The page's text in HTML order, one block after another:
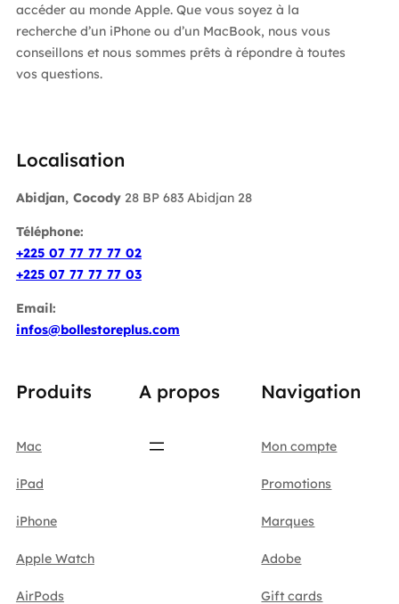
accéder au monde Apple. Que vous soyez à la
recherche d’un iPhone ou d’un MacBook, nous vous
conseillons et nous sommes prêts à répondre à toutes
vos questions.
Localisation
Abidjan, Cocody28 BP 683 Abidjan 28
Téléphone:
+225 07 77 77 77 02
+225 07 77 77 77 03
Email:
infos@bollestoreplus.com
Produits
Mac
iPad
iPhone
Apple Watch
AirPods
A propos Navigation
Mon compte
Promotions
Marques
Adobe
Gift cards